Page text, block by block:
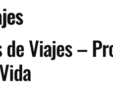
Viajes –